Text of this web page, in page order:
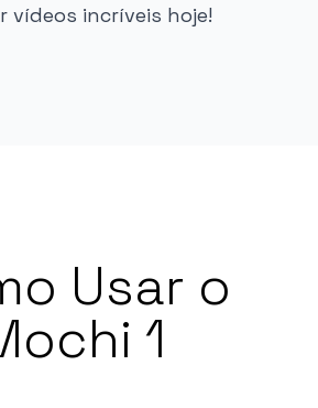
vídeos incríveis hoje!
Usar o
1